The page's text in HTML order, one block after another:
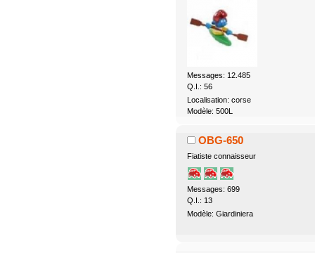
Messages: 12.485
Q.I.: 56
Localisation: corse
Modèle: 500L
OBG-650
Fiatiste connaisseur
Messages: 699
Q.I.: 13
Modèle: Giardiniera